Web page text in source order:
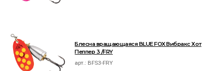
Блесна вращающаяся BLUE FOX Вибракс Хот
Пеппер 3 /FRY
арт.: BFS3-FRY